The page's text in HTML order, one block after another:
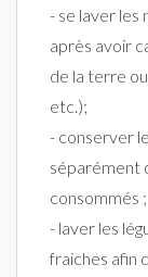
- se laver les
après avoir
de la terre
etc.);
- conserver
séparément
consommés ;
- laver les
fraiches afin